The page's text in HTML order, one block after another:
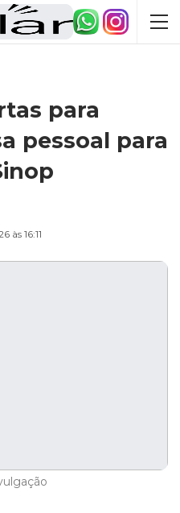
para
pessoal para
às 16:11